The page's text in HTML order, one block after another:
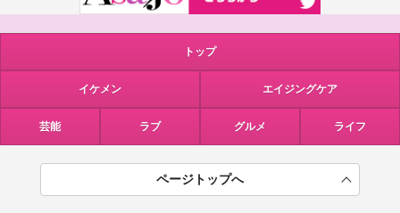
トップ
イケメン エイジングケア
芸能 ラブ グルメ ライフ
ページトップへ